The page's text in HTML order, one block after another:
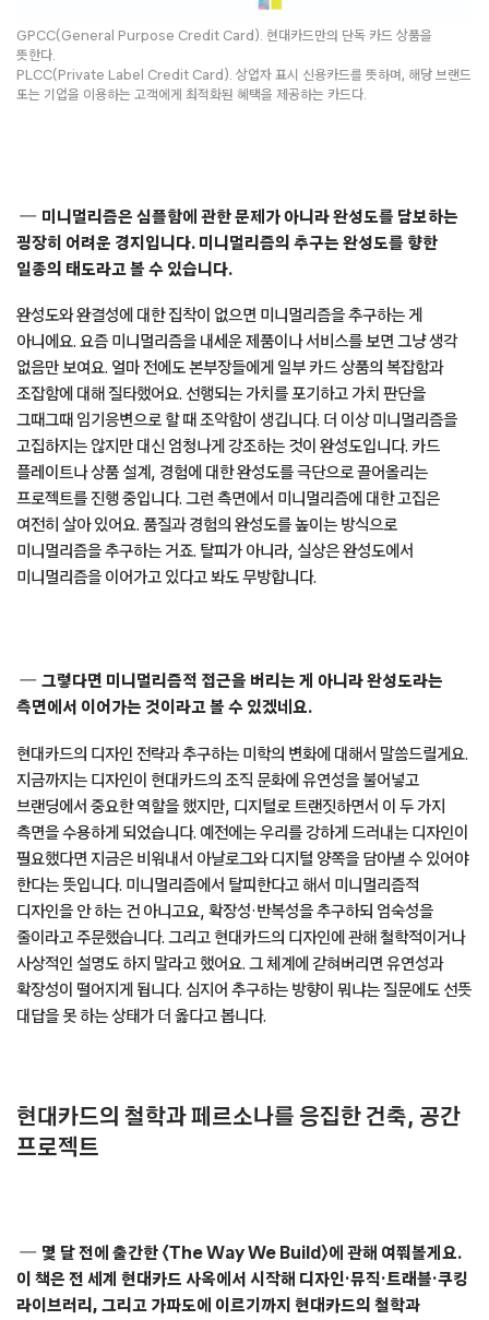
GPCC(General Purpose Credit Card). 현대카드만의 단독 카드 상품을
뜻한다.
PLCC(Private Label Credit Card). 상업자 표시 신용카드를 뜻하며, 해당 브랜드
또는 기업을 이용하는 고객에게 최적화된 혜택을 제공하는 카드다.
미니멀리즘은 심플함에 관한 문제가 아니라 완성도를 담보하는
굉장히 어려운 경지입니다. 미니멀리즘의 추구는 완성도를 향한
일종의 태도라고 볼 수 있습니다.
완성도와 완결성에 대한 집착이 없으면 미니멀리즘을 추구하는 게
아니에요. 요즘 미니멀리즘을 내세운 제품이나 서비스를 보면 그냥 생각
없음만 보여요. 얼마 전에도 본부장들에게 일부 카드 상품의 복잡함과
조잡함에 대해 질타했어요. 선행되는 가치를 포기하고 가치 판단을
그때그때 임기응변으로 할 때 조악함이 생깁니다. 더 이상 미니멀리즘을
고집하지는 않지만 대신 엄청나게 강조하는 것이 완성도입니다. 카드
플레이트나 상품 설계, 경험에 대한 완성도를 극단으로 끌어올리는
프로젝트를 진행 중입니다. 그런 측면에서 미니멀리즘에 대한 고집은
여전히 살아 있어요. 품질과 경험의 완성도를 높이는 방식으로
미니멀리즘을 추구하는 거죠. 탈피가 아니라, 실상은 완성도에서
미니멀리즘을 이어가고 있다고 봐도 무방합니다.
그렇다면 미니멀리즘적 접근을 버리는 게 아니라 완성도라는
측면에서 이어가는 것이라고 볼 수 있겠네요.
현대카드의 디자인 전략과 추구하는 미학의 변화에 대해서 말씀드릴게요.
지금까지는 디자인이 현대카드의 조직 문화에 유연성을 불어넣고
브랜딩에서 중요한 역할을 했지만, 디지털로 트랜짓하면서 이 두 가지
측면을 수용하게 되었습니다. 예전에는 우리를 강하게 드러내는 디자인이
필요했다면 지금은 비워내서 아날로그와 디지털 양쪽을 담아낼 수 있어야
한다는 뜻입니다. 미니멀리즘에서 탈피한다고 해서 미니멀리즘적
디자인을 안 하는 건 아니고요, 확장성·반복성을 추구하되 엄숙성을
줄이라고 주문했습니다. 그리고 현대카드의 디자인에 관해 철학적이거나
사상적인 설명도 하지 말라고 했어요. 그 체계에 갇혀버리면 유연성과
확장성이 떨어지게 됩니다. 심지어 추구하는 방향이 뭐냐는 질문에도 선뜻
대답을 못 하는 상태가 더 옳다고 봅니다.
현대카드의 철학과 페르소나를 응집한 건축, 공간
프로젝트
몇 달 전에 출간한 〈The Way We Build〉에 관해 여쭤볼게요.
이 책은 전 세계 현대카드 사옥에서 시작해 디자인·뮤직·트래블·쿠킹
라이브러리, 그리고 가파도에 이르기까지 현대카드의 철학과